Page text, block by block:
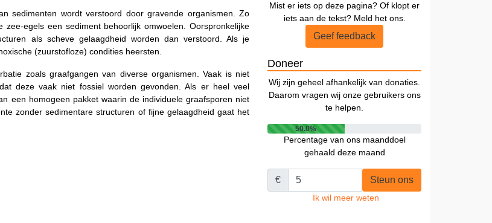
sedimenten wordt verstoord door gravende organismen. Zo
egels een sediment behoorlijk omwoelen. Oorspronkelijke
als scheve gelaagdheid worden dan verstoord. Als je
(zuurstofloze) condities heersten.
zoals graafgangen van diverse organismen. Vaak is niet
deze vaak niet fossiel worden gevonden. Als er heel veel
een homogeen pakket waarin de individuele graafsporen niet
zonder sedimentare structuren of fijne gelaagdheid gaat het
Mist er iets op deze pagina? Of klopt er
iets aan de tekst? Meld het ons.
Geef feedback
Doneer
Wij zijn geheel afhankelijk van donaties.
Daarom vragen wij onze gebruikers ons
te helpen.
50.0%
Percentage van ons maanddoel
gehaald deze maand
€ Steun ons
Ik wil meer weten